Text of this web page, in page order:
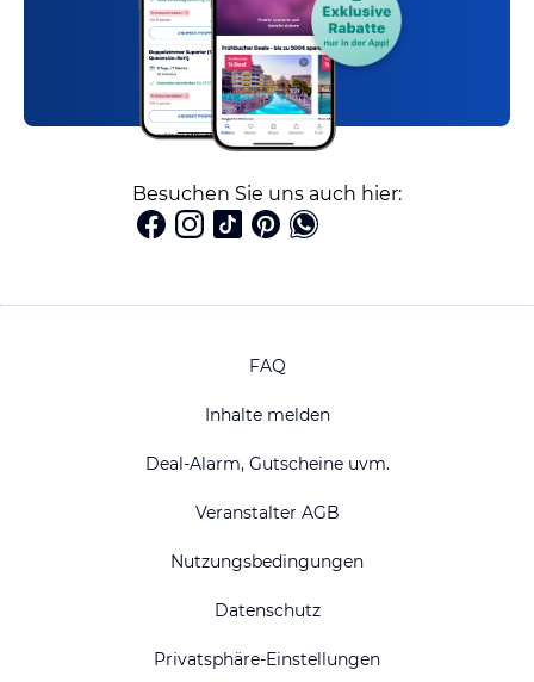
Besuchen Sie uns auch hier:
FAQ
Inhalte melden
Deal-Alarm, Gutscheine uvm.
Veranstalter AGB
Nutzungsbedingungen
Datenschutz
Privatsphäre-Einstellungen